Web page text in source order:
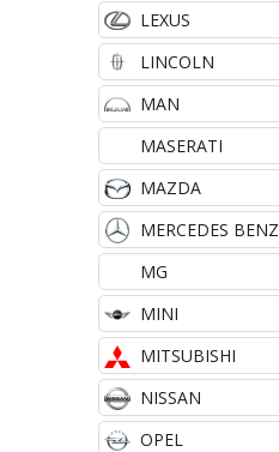
LEXUS
LINCOLN
MAN
MASERATI
MAZDA
MERCEDES BENZ
MG
MINI
MITSUBISHI
NISSAN
OPEL